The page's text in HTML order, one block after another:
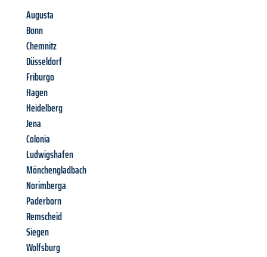
Augusta
Bonn
Chemnitz
Düsseldorf
Friburgo
Hagen
Heidelberg
Jena
Colonia
Ludwigshafen
Mönchengladbach
Norimberga
Paderborn
Remscheid
Siegen
Wolfsburg